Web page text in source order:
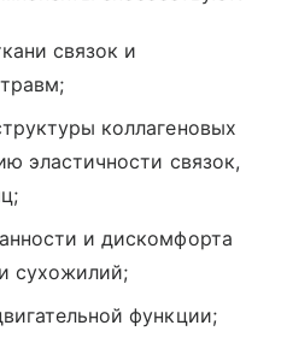
связок и
коллагеновых
эластичности связок,
и дискомфорта
сухожилий;
функции;